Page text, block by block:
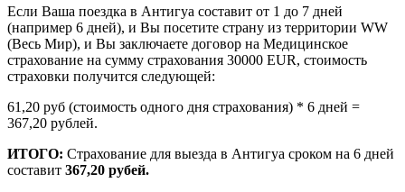
Если Ваша поездка в Антигуа составит от 1 до 7 дней
(например 6 дней), и Вы посетите страну из территории WW
(Весь Мир), и Вы заключаете договор на Медицинское
страхование на сумму страхования 30000 EUR, стоимость
страховки получится следующей:
61,20 руб (стоимость одного дня страхования) * 6 дней =
367,20 рублей.
ИТОГО: Страхование для выезда в Антигуа сроком на 6 дней
составит 367,20 рубей.